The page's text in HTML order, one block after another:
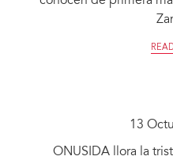
13
ONUSIDA llora la